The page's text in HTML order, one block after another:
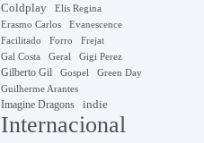
Coldplay
Elis Regina
Erasmo Carlos
Evanescence
Facilitado
Forro Frejat
Gal Costa Geral Gigi Perez
Gilberto Gil Gospel Green Day
Guilherme Arantes
Imagine Dragons indie
Internacional